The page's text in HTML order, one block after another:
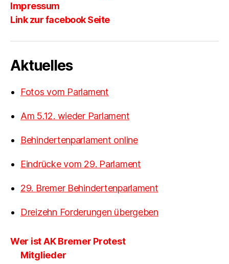
Impressum
Link zur facebook Seite
Aktuelles
Fotos vom Parlament
Am 5.12. wieder Parlament
Behindertenparlament online
Eindrücke vom 29. Parlament
29. Bremer Behindertenparlament
Dreizehn Forderungen übergeben
Wer ist AK Bremer Protest
Mitglieder